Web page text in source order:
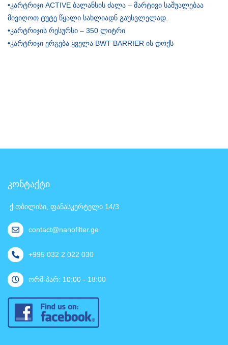
•კარტრიჯი ACTIVE ბალანსის ძალა – მარტივი საშუალებაა
მივიღოთ ტუტე წყალი სახლიადნ გაუსვლელად.
•კარტრიჯის რესურსი – 350 ლიტრი
•კარტრიჯი ერგება ყველა BWT BARRIER ის დოქს
კონტაქტი
ქ.თბილისი, ფანასკერტელი 14/3
contact@nanofilter.ge
+995 032 2 022 030
ორშ-პარ: 10:00 - 18:00